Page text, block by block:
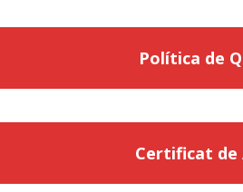
Política de
Certificat de